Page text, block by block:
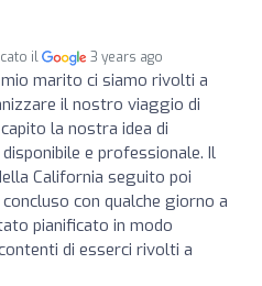
il 3 years ago
marito ci siamo rivolti a
il nostro viaggio di
la nostra idea di
e professionale. Il
California seguito poi
con qualche giorno a
pianificato in modo
di esserci rivolti a